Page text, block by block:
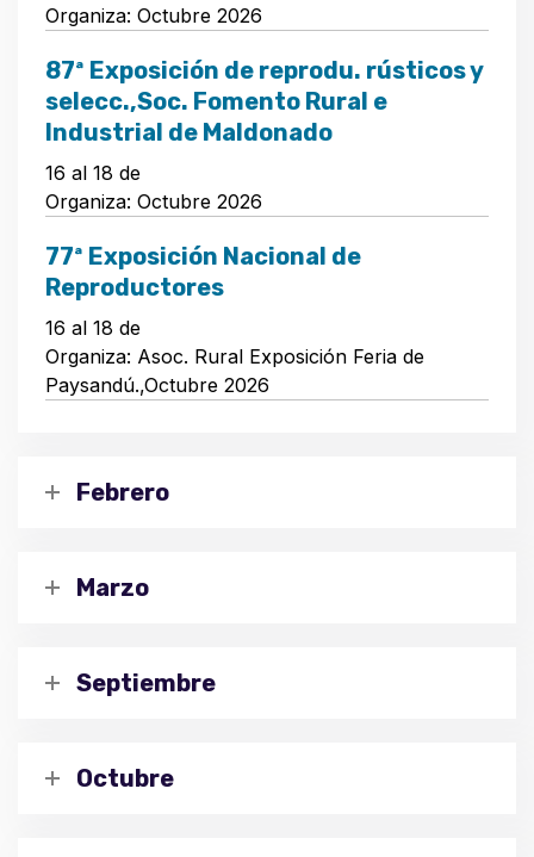
Organiza: Octubre 2026
87ª Exposición de reprodu. rústicos y
selecc.,Soc. Fomento Rural e
Industrial de Maldonado
16 al 18 de
Organiza: Octubre 2026
77ª Exposición Nacional de
Reproductores
16 al 18 de
Organiza: Asoc. Rural Exposición Feria de
Paysandú.,Octubre 2026
Febrero
Marzo
Septiembre
Octubre